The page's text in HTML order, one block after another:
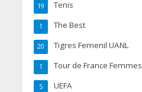
Tenis
19
The Best
1
Tigres Femenil UANL
20
Tour de France Femmes
1
UEFA
5